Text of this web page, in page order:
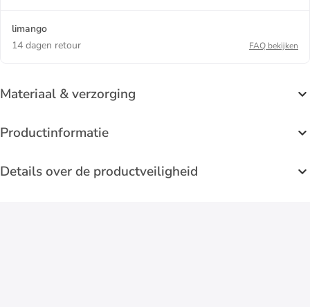
limango
14 dagen retour
FAQ bekijken
Materiaal & verzorging
Productinformatie
Details over de productveiligheid